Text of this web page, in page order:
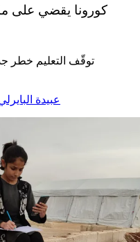
كورونا يقضي على
توقّف التعليم خطر
عبيدة